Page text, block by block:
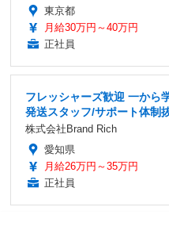
東京都
月給30万円～40万円
正社員
フレッシャーズ歓迎 一から
発送スタッフ/サポート体制
株式会社Brand Rich
愛知県
月給26万円～35万円
正社員